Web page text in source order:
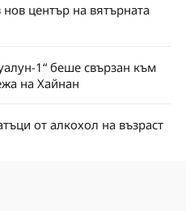
център на вятърната
1“ беше свързан към
на Хайнан
от алкохол на възраст